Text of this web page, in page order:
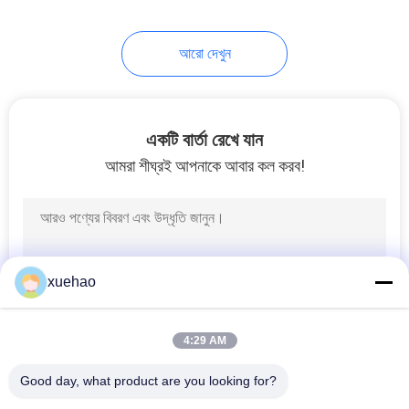
Carbon Steel
Steam Turbine Rotor
Forging
আরো দেখুন
একটি বার্তা রেখে যান
আমরা শীঘ্রই আপনাকে আবার কল করব!
xuehao
4:29 AM
Good day, what product are you looking for?